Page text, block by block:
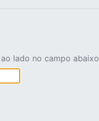
lado no campo abaixo